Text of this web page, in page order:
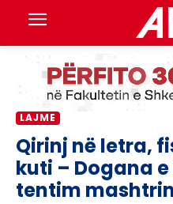
LAJME
Qirinj në letra,
kuti – Dogana
tentim